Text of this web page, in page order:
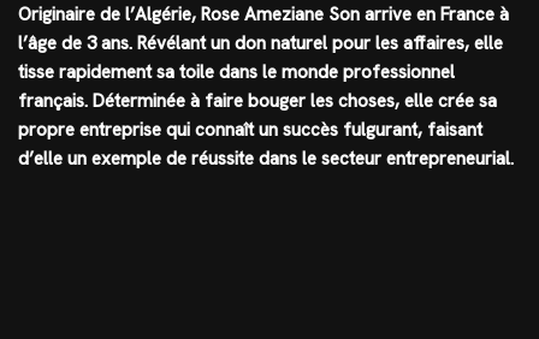
Originaire de l’Algérie, Rose Ameziane Son arrive en France à
l’âge de 3 ans. Révélant un don naturel pour les affaires, elle
tisse rapidement sa toile dans le monde professionnel
français. Déterminée à faire bouger les choses, elle crée sa
propre entreprise qui connaît un succès fulgurant, faisant
d’elle un exemple de réussite dans le secteur entrepreneurial.